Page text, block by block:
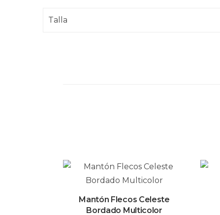
Talla
Mantón Flecos Celeste
Bordado Multicolor